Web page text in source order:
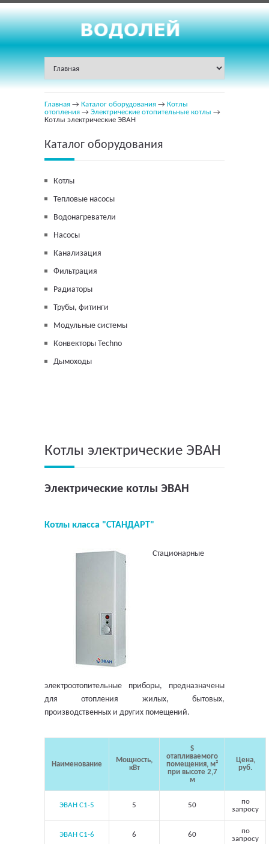
Главная → Каталог оборудования → Котлы
отопления → Электрические отопительные котлы →
Котлы электрические ЭВАН
Каталог оборудования
Котлы
Тепловые насосы
Водонагреватели
Насосы
Канализация
Фильтрация
Радиаторы
Трубы, фитинги
Модульные системы
Конвекторы Techno
Дымоходы
Котлы электрические ЭВАН
Электрические котлы ЭВАН
Котлы класса "СТАНДАРТ"
Стационарные
электроотопительные приборы, предназначены
для отопления жилых, бытовых,
производственных и других помещений.
Наименование
Мощность,
кВт
S
отапливаемого
помещения, м²
при высоте 2,7
м
Цена,
руб.
ЭВАН С1-5 5 50
по
запросу
ЭВАН С1-6 6 60
по
запросу